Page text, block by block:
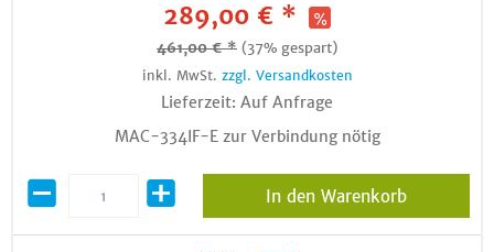
289,00 € *
461,00 € * (37% gespart)
inkl. MwSt. zzgl. Versandkosten
Lieferzeit: Auf Anfrage
MAC-334IF-E zur Verbindung nötig
In den Warenkorb